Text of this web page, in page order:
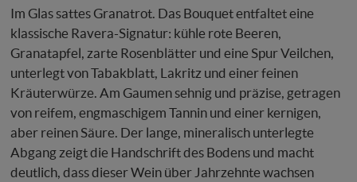
Im Glas sattes Granatrot. Das Bouquet entfaltet eine
klassische Ravera-Signatur: kühle rote Beeren,
Granatapfel, zarte Rosenblätter und eine Spur Veilchen,
unterlegt von Tabakblatt, Lakritz und einer feinen
Kräuterwürze. Am Gaumen sehnig und präzise, getragen
von reifem, engmaschigem Tannin und einer kernigen,
aber reinen Säure. Der lange, mineralisch unterlegte
Abgang zeigt die Handschrift des Bodens und macht
deutlich, dass dieser Wein über Jahrzehnte wachsen